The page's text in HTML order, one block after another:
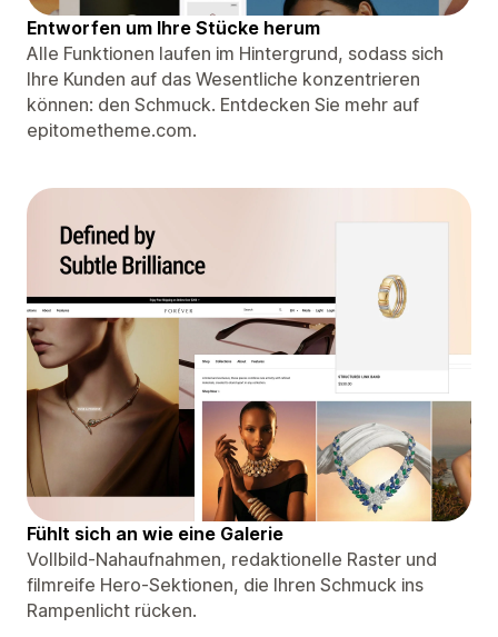
Entworfen um Ihre Stücke herum
Alle Funktionen laufen im Hintergrund, sodass sich
Ihre Kunden auf das Wesentliche konzentrieren
können: den Schmuck. Entdecken Sie mehr auf
epitometheme.com.
Fühlt sich an wie eine Galerie
Vollbild-Nahaufnahmen, redaktionelle Raster und
filmreife Hero-Sektionen, die Ihren Schmuck ins
Rampenlicht rücken.